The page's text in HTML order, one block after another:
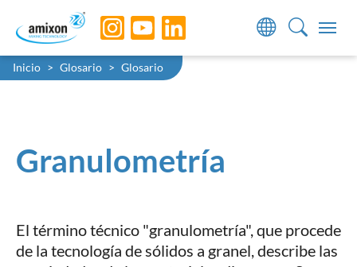
Skip to main navigation
Skip to main content
Skip to page footer
You are here:
Inicio Glosario Glosario
Granulometría
El término técnico "granulometría", que procede
de la tecnología de sólidos a granel, describe las